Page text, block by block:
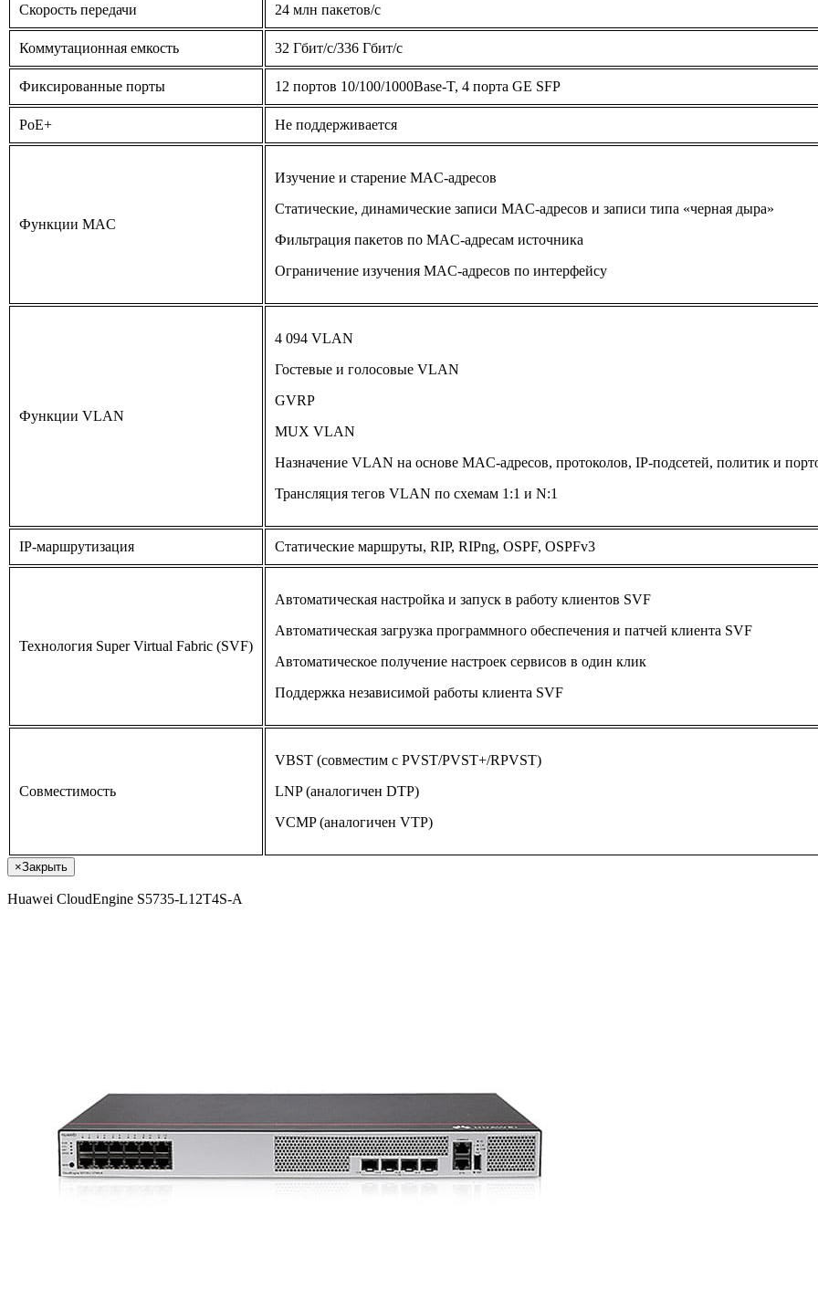
Скорость передачи 24 млн пакетов/с
Коммутационная емкость 32 Гбит/с/336 Гбит/с
Фиксированные порты 12 портов 10/100/1000Base-T, 4 порта GE SFP
PoE+ Не поддерживается
Функции MAC
Изучение и старение MAC-адресов
Статические, динамические записи MAC-адресов и записи типа «черная дыра»
Фильтрация пакетов по MAC-адресам источника
Ограничение изучения MAC-адресов по интерфейсу
Функции VLAN
4 094 VLAN
Гостевые и голосовые VLAN
GVRP
MUX VLAN
Назначение VLAN на основе MAC-адресов, протоколов, IP-подсетей, политик и
Трансляция тегов VLAN по схемам 1:1 и N:1
IP-маршрутизация Статические маршруты, RIP, RIPng, OSPF, OSPFv3
Технология Super Virtual Fabric (SVF)
Автоматическая настройка и запуск в работу клиентов SVF
Автоматическая загрузка программного обеспечения и патчей клиента SVF
Автоматическое получение настроек сервисов в один клик
Поддержка независимой работы клиента SVF
Совместимость
VBST (совместим с PVST/PVST+/RPVST)
LNP (аналогичен DTP)
VCMP (аналогичен VTP)
×Закрыть
Huawei CloudEngine S5735-L12T4S-A